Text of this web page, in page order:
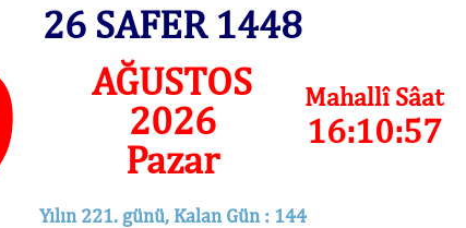
26 SAFER 1448
AĞUSTOS
2026
Pazar
Mahallî Sâat
16:10:57
Yılın 221. günü, Kalan Gün : 144